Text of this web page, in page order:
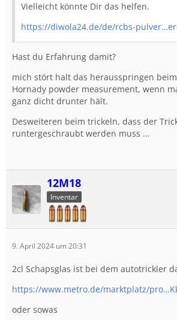
Vielleicht könnte Dir das helfen.
https://diwola24.de/de/rcbs-
Hast du Erfahrung damit?
mich stört halt das herausspringen
Hornady powder measurement, wenn
ganz dicht drunter hält.
Desweiteren beim trickeln, dass der
runtergeschraubt werden muss ...
12M18
Inventar
9. April 2024 um 20:31
2cl Schapsglas ist bei dem autotrickler
https://www.metro.de/marktplatz/
oder sowas